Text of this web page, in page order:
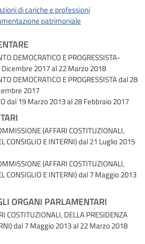
di cariche e professioni
patrimoniale
DEMOCRATICO E PROGRESSISTA-
2017 al 22 Marzo 2018
DEMOCRATICO E PROGRESSISTAdal 28
2017
dal 19 Marzo 2013 al 28 Febbraio 2017
(AFFARI COSTITUZIONALI,
CONSIGLIO E INTERNI)dal 21 Luglio 2015
(AFFARI COSTITUZIONALI,
CONSIGLIO E INTERNI)dal 7 Maggio 2013
ORGANI PARLAMENTARI
COSTITUZIONALI, DELLA PRESIDENZA
dal 7 Maggio 2013 al 22 Marzo 2018